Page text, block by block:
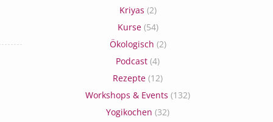
Kriyas (2)
Kurse(54)
Ökologisch (2)
Podcast (4)
Rezepte (12)
Workshops & Events (132)
Yogikochen (32)